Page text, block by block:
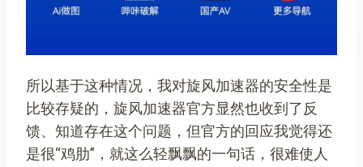
所以基于这种情况，我对旋风加速器的安全性是
比较存疑的，旋风加速器官方显然也收到了反
馈、知道存在这个问题，但官方的回应我觉得还
是很“鸡肋”，就这么轻飘飘的一句话，很难使人